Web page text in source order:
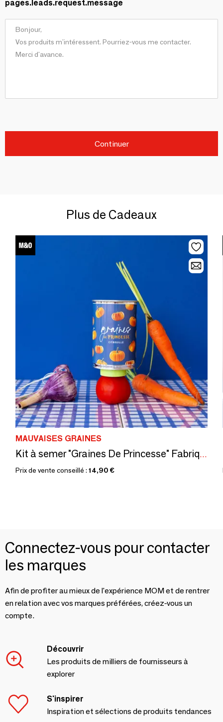
pages.leads.request.message
Continuer
Plus de Cadeaux
MAUVAISES GRAINES
Kit à semer "Graines De Princesse" Fabriqué en France
Prix de vente conseillé : 14,90 €
Connectez-vous pour contacter
les marques
Afin de profiter au mieux de l'expérience MOM et de rentrer
en relation avec vos marques préférées, créez-vous un
compte.
Découvrir
Les produits de milliers de fournisseurs à
explorer
S'inspirer
Inspiration et sélections de produits tendances